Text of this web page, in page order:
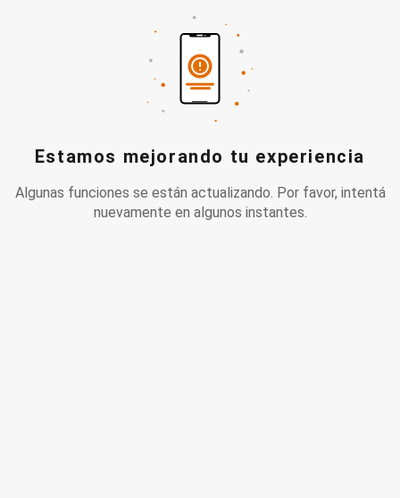
Estamos mejorando tu experiencia
Algunas funciones se están actualizando. Por favor, intentá
nuevamente en algunos instantes.